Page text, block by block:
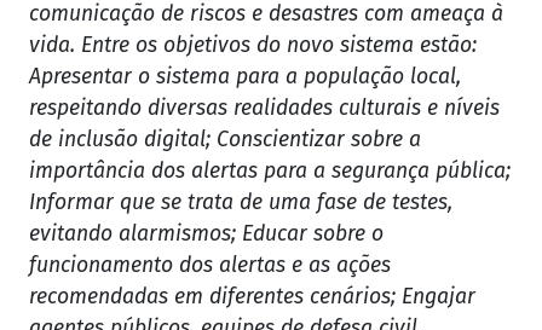
comunicação de riscos e desastres com ameaça à
vida. Entre os objetivos do novo sistema estão:
Apresentar o sistema para a população local,
respeitando diversas realidades culturais e níveis
de inclusão digital; Conscientizar sobre a
importância dos alertas para a segurança pública;
Informar que se trata de uma fase de testes,
evitando alarmismos; Educar sobre o
funcionamento dos alertas e as ações
recomendadas em diferentes cenários; Engajar